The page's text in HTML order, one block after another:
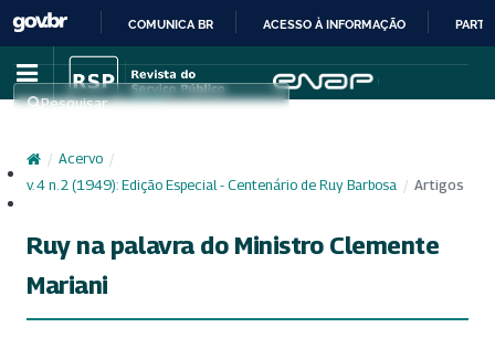
IR
PARA
COMUNICA BR ACESSO À INFORMAÇÃO
Pesquisar
/ Acervo /
v. 4 n. 2 (1949): Edição Especial - Centenário de Ruy Barbosa / Artigos
Ruy na palavra do Ministro Clemente
Mariani